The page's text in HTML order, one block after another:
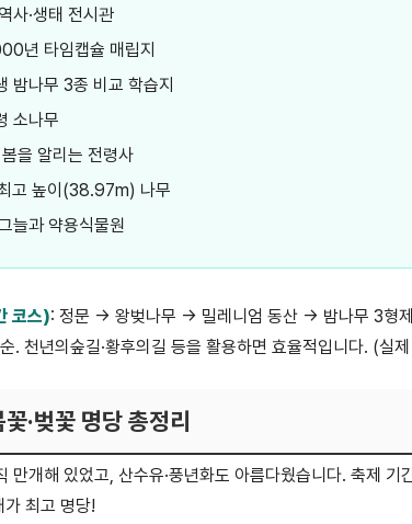
사·생태 전시관
년 타임캡슐 매립지
밤나무 3종 비교 학습지
소나무
을 알리는 전령사
고 높이(38.97m) 나무
늘과 약용식물원
코스): 정문 → 왕벚나무 → 밀레니엄 동산 → 밤나무 3
천년의숲길·황후의길 등을 활용하면 효율적입니다. (실
·벚꽃 명당 총정리
만개해 있었고, 산수유·풍년화도 아름다웠습니다. 축제
가 최고 명당!